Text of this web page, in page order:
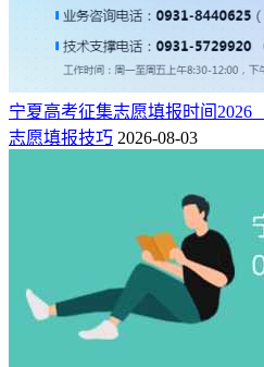
宁夏高考征集志愿填报时间2026
志愿填报技巧 2026-08-03